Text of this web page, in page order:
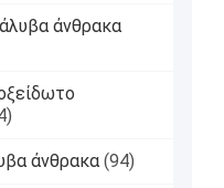
άνθρακα
άνθρακα (94)